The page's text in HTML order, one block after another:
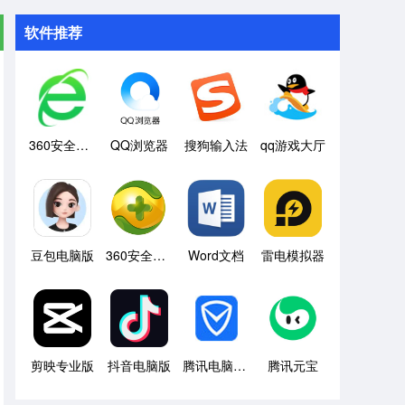
软件推荐
360安全浏览器 QQ浏览器 搜狗输入法 qq游戏大厅
豆包电脑版 360安全卫士 Word文档 雷电模拟器
剪映专业版 抖音电脑版 腾讯电脑管家 腾讯元宝